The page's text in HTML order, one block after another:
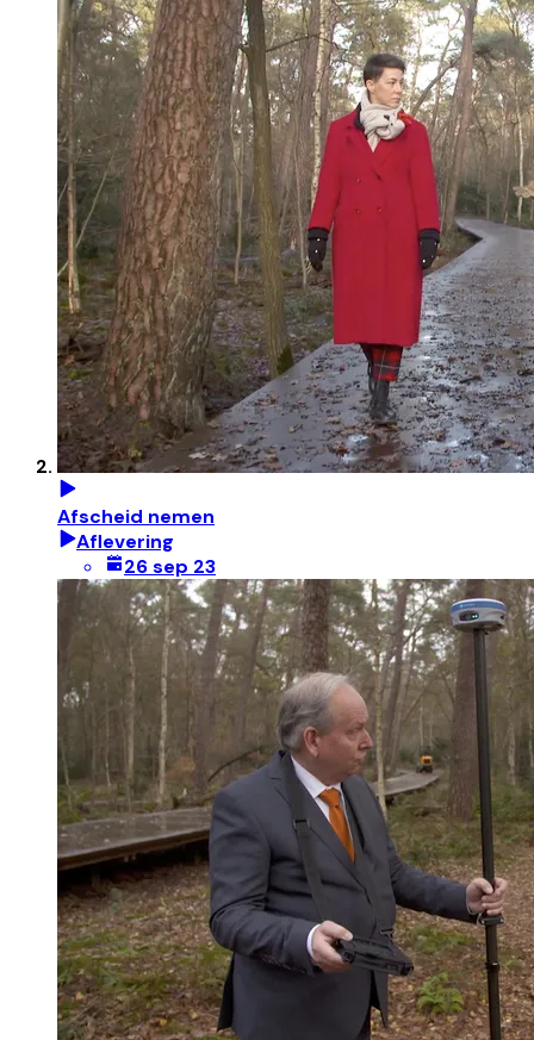
Afscheid nemen
Aflevering
26 sep 23